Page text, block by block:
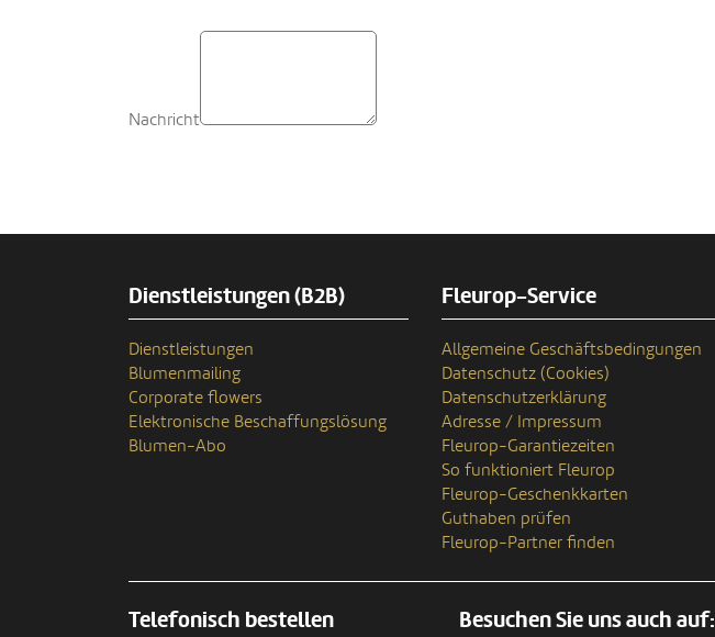
Nachricht
Dienstleistungen (B2B)
Dienstleistungen
Blumenmailing
Corporate flowers
Elektronische Beschaffungslösung
Blumen-Abo
Fleurop-Service
Allgemeine Geschäftsbedingungen
Datenschutz (Cookies)
Datenschutzerklärung
Adresse / Impressum
Fleurop-Garantiezeiten
So funktioniert Fleurop
Fleurop-Geschenkkarten
Guthaben prüfen
Fleurop-Partner finden
Telefonisch bestellen Besuchen Sie uns auch auf: